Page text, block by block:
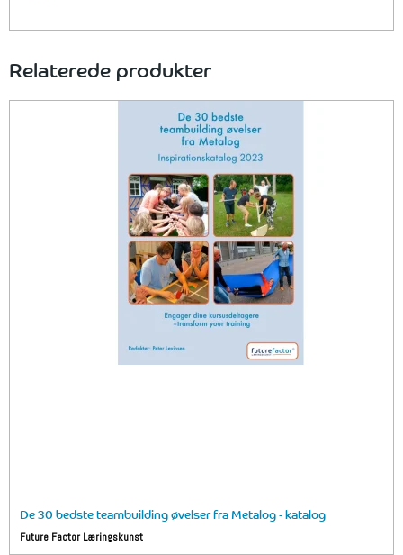
Relaterede produkter
De 30 bedste teambuilding øvelser fra Metalog - katalog
Future Factor Læringskunst